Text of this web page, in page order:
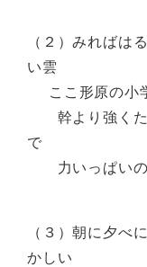
（２）みればは
い雲
ここ形原の小
幹より強くた
で
力いっぱいの
（３）朝に夕べ
かしい